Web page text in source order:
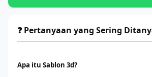
❓ Pertanyaan yang Sering
Apa itu Sablon 3d?